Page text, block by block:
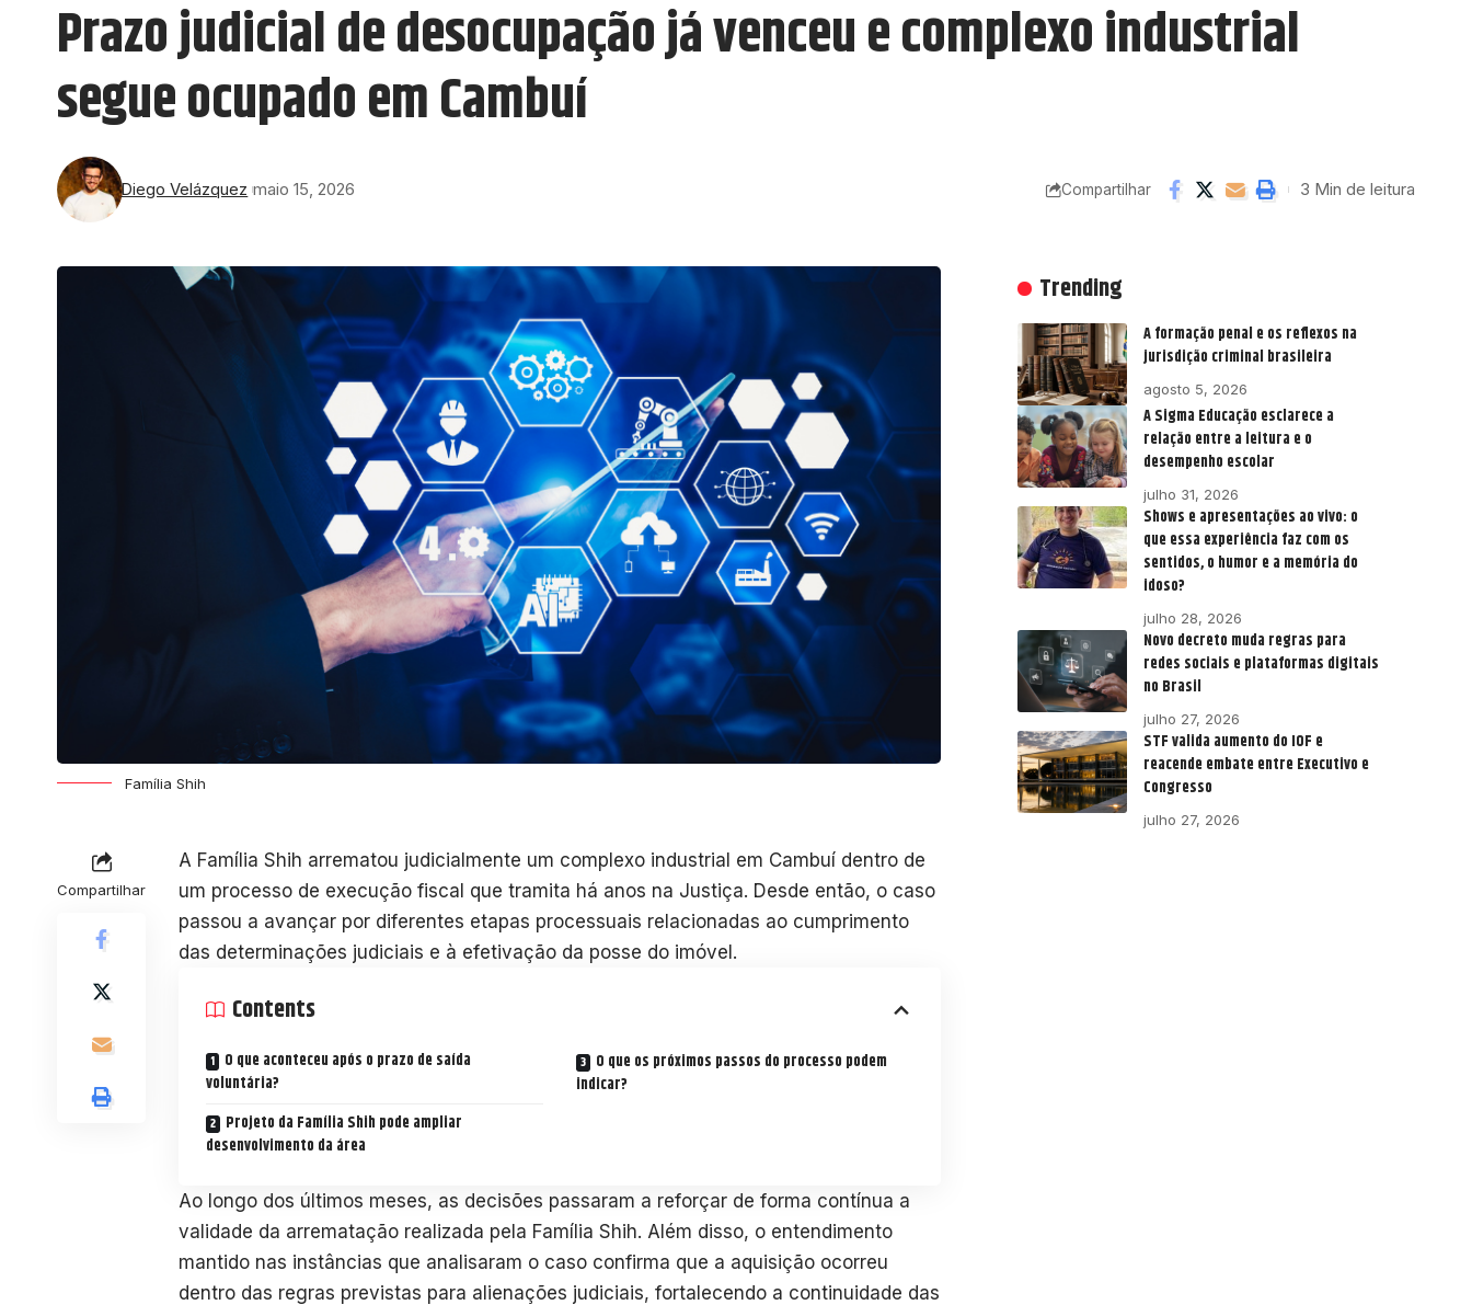
Prazo judicial de desocupação já venceu e complexo industrial
segue ocupado em Cambuí
Diego Velázquez maio 15, 2026 Compartilhar 3 Min de leitura
Família Shih
Compartilhar
A Família Shih arrematou judicialmente um complexo industrial em Cambuí dentro de
um processo de execução fiscal que tramita há anos na Justiça. Desde então, o caso
passou a avançar por diferentes etapas processuais relacionadas ao cumprimento
das determinações judiciais e à efetivação da posse do imóvel.
Contents
O que aconteceu após o prazo de saída
voluntária?
Projeto da Família Shih pode ampliar
desenvolvimento da área
O que os próximos passos do processo podem
indicar?
Ao longo dos últimos meses, as decisões passaram a reforçar de forma contínua a
validade da arrematação realizada pela Família Shih. Além disso, o entendimento
mantido nas instâncias que analisaram o caso confirma que a aquisição ocorreu
dentro das regras previstas para alienações judiciais, fortalecendo a continuidade das
Trending
A formação penal e os reflexos na
jurisdição criminal brasileira
agosto 5, 2026
A Sigma Educação esclarece a
relação entre a leitura e o
desempenho escolar
julho 31, 2026
Shows e apresentações ao vivo: o
que essa experiência faz com os
sentidos, o humor e a memória do
idoso?
julho 28, 2026
Novo decreto muda regras para
redes sociais e plataformas digitais
no Brasil
julho 27, 2026
STF valida aumento do IOF e
reacende embate entre Executivo e
Congresso
julho 27, 2026